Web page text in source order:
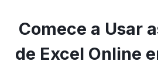
Comece a Usar
de Excel Online